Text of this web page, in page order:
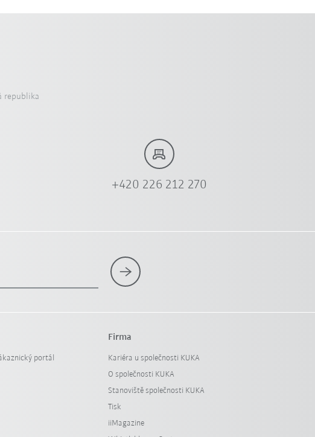
republika
+420 226 212 270
portál
Firma
Kariéra u společnosti KUKA
O společnosti KUKA
Stanoviště společnosti KUKA
Tisk
iiMagazine